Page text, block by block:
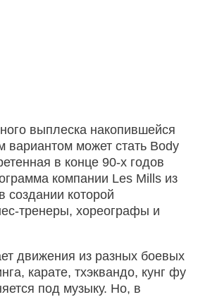
выплеска накопившейся
вариантом может стать Body
в конце 90-х годов
компании Les Mills из
создании которой
тренеры, хореографы и
движения из разных боевых
карате, тхэквандо, кунг фу
под музыку. Но, в